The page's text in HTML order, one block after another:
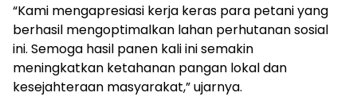
“Kami mengapresiasi kerja keras para petani yang
berhasil mengoptimalkan lahan perhutanan sosial
ini. Semoga hasil panen kali ini semakin
meningkatkan ketahanan pangan lokal dan
kesejahteraan masyarakat,” ujarnya.